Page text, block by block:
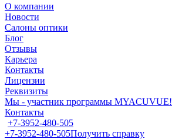
О компании
Новости
Салоны оптики
Блог
Отзывы
Карьера
Контакты
Лицензии
Реквизиты
Мы - участник программы MYACUVUE!
Контакты
+7-3952-480-505
+7-3952-480-505Получить справку